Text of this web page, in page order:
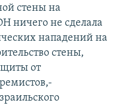
стены на
ничего не сделала
нападений на
стены,
от